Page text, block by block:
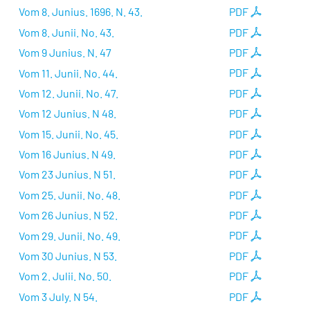
PDF
Vom 8. Junius. 1696. N. 43.
PDF
Vom 8. Junii. No. 43.
PDF
Vom 9 Junius. N. 47
PDF
Vom 11. Junii. No. 44.
PDF
Vom 12. Junii. No. 47.
PDF
Vom 12 Junius. N 48.
PDF
Vom 15. Junii. No. 45.
PDF
Vom 16 Junius. N 49.
PDF
Vom 23 Junius. N 51.
PDF
Vom 25. Junii. No. 48.
PDF
Vom 26 Junius. N 52.
PDF
Vom 29. Junii. No. 49.
PDF
Vom 30 Junius. N 53.
PDF
Vom 2. Julii. No. 50.
PDF
Vom 3 July. N 54.